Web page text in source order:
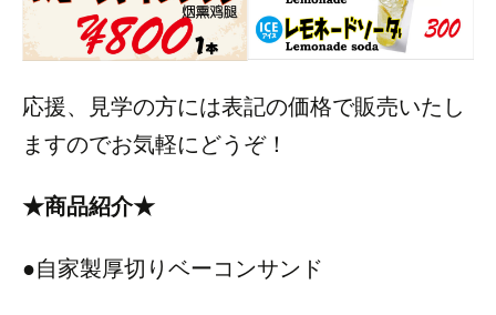
応援、見学の方には表記の価格で販売いたし
ますのでお気軽にどうぞ！
★商品紹介★
●自家製厚切りベーコンサンド